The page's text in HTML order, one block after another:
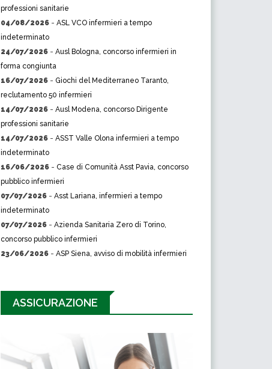
professioni sanitarie
04/08/2026 - ASL VCO infermieri a tempo
indeterminato
24/07/2026 - Ausl Bologna, concorso infermieri in
forma congiunta
16/07/2026 - Giochi del Mediterraneo Taranto,
reclutamento 50 infermieri
14/07/2026 - Ausl Modena, concorso Dirigente
professioni sanitarie
14/07/2026 - ASST Valle Olona infermieri a tempo
indeterminato
16/06/2026 - Case di Comunità Asst Pavia, concorso
pubblico infermieri
07/07/2026 - Asst Lariana, infermieri a tempo
indeterminato
07/07/2026 - Azienda Sanitaria Zero di Torino,
concorso pubblico infermieri
23/06/2026 - ASP Siena, avviso di mobilità infermieri
ASSICURAZIONE